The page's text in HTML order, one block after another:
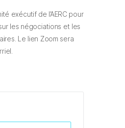
exécutif de l’AERC pour
les négociations et les
Le lien Zoom sera